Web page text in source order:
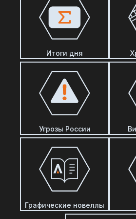
Итоги дня
Угрозы России
Графические новеллы